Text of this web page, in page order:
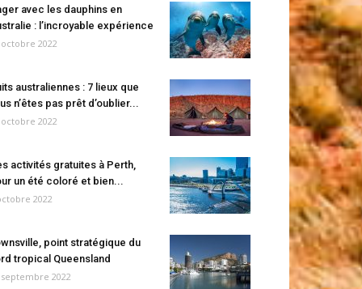
avec les dauphins en
: l’incroyable expérience
2022
australiennes : 7 lieux que
n’êtes pas prêt d’oublier...
2022
activités gratuites à Perth,
un été coloré et bien...
2022
point stratégique du
tropical Queensland
2022